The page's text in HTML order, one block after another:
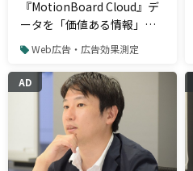
『MotionBoard Cloud』デ
ータを「価値ある情報」
に。企業の成長を支援する
クラウドBIダッシュボード
Web広告・広告効果測定
AD